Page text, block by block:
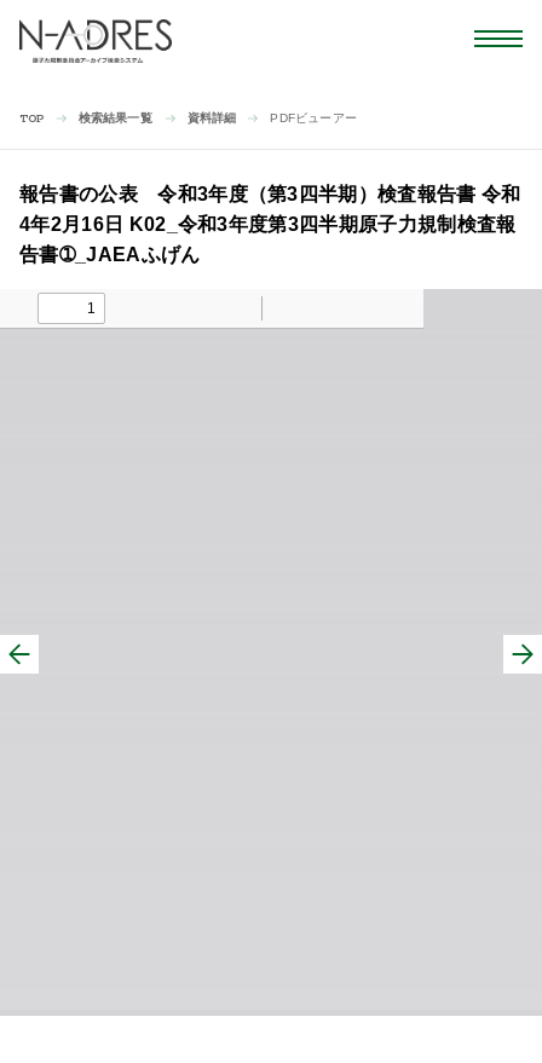
TOP 検索結果一覧 資料詳細 PDFビューアー
報告書の公表 令和3年度（第3四半期）検査報告書 令和
4年2月16日 K02_令和3年度第3四半期原子力規制検査報
告書➀_JAEAふげん